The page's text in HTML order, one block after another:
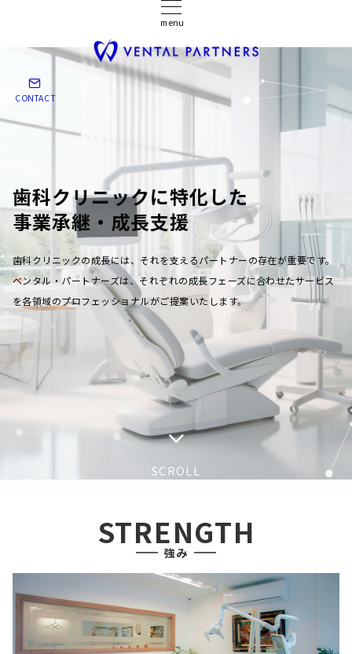
menu
CONTACT
歯科クリニックに特化した
事業承継・成長支援
歯科クリニックの成長には、それを支えるパートナーの存在が重要です。
ベンタル・パートナーズは、それぞれの成長フェーズに合わせたサービス
を各領域のプロフェッショナルがご提案いたします。
SCROLL
STRENGTH
強み